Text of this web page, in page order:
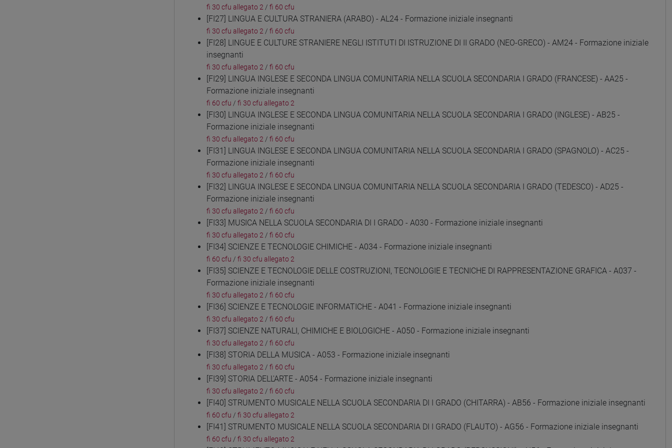
fi 30 cfu allegato 2 / fi 60 cfu
[FI27] LINGUA E CULTURA STRANIERA (ARABO) - AL24 - Formazione iniziale insegnanti
fi 30 cfu allegato 2 / fi 60 cfu
[FI28] LINGUE E CULTURE STRANIERE NEGLI ISTITUTI DI ISTRUZIONE DI II GRADO (NEO-GRECO) - AM24 - Formazione iniziale
insegnanti
fi 30 cfu allegato 2 / fi 60 cfu
[FI29] LINGUA INGLESE E SECONDA LINGUA COMUNITARIA NELLA SCUOLA SECONDARIA I GRADO (FRANCESE) - AA25 -
Formazione iniziale insegnanti
fi 60 cfu / fi 30 cfu allegato 2
[FI30] LINGUA INGLESE E SECONDA LINGUA COMUNITARIA NELLA SCUOLA SECONDARIA I GRADO (INGLESE) - AB25 -
Formazione iniziale insegnanti
fi 30 cfu allegato 2 / fi 60 cfu
[FI31] LINGUA INGLESE E SECONDA LINGUA COMUNITARIA NELLA SCUOLA SECONDARIA I GRADO (SPAGNOLO) - AC25 -
Formazione iniziale insegnanti
fi 30 cfu allegato 2 / fi 60 cfu
[FI32] LINGUA INGLESE E SECONDA LINGUA COMUNITARIA NELLA SCUOLA SECONDARIA I GRADO (TEDESCO) - AD25 -
Formazione iniziale insegnanti
fi 30 cfu allegato 2 / fi 60 cfu
[FI33] MUSICA NELLA SCUOLA SECONDARIA DI I GRADO - A030 - Formazione iniziale insegnanti
fi 30 cfu allegato 2 / fi 60 cfu
[FI34] SCIENZE E TECNOLOGIE CHIMICHE - A034 - Formazione iniziale insegnanti
fi 60 cfu / fi 30 cfu allegato 2
[FI35] SCIENZE E TECNOLOGIE DELLE COSTRUZIONI, TECNOLOGIE E TECNICHE DI RAPPRESENTAZIONE GRAFICA - A037 -
Formazione iniziale insegnanti
fi 30 cfu allegato 2 / fi 60 cfu
[FI36] SCIENZE E TECNOLOGIE INFORMATICHE - A041 - Formazione iniziale insegnanti
fi 30 cfu allegato 2 / fi 60 cfu
[FI37] SCIENZE NATURALI, CHIMICHE E BIOLOGICHE - A050 - Formazione iniziale insegnanti
fi 30 cfu allegato 2 / fi 60 cfu
[FI38] STORIA DELLA MUSICA - A053 - Formazione iniziale insegnanti
fi 30 cfu allegato 2 / fi 60 cfu
[FI39] STORIA DELL'ARTE - A054 - Formazione iniziale insegnanti
fi 30 cfu allegato 2 / fi 60 cfu
[FI40] STRUMENTO MUSICALE NELLA SCUOLA SECONDARIA DI I GRADO (CHITARRA) - AB56 - Formazione iniziale insegnanti
fi 60 cfu / fi 30 cfu allegato 2
[FI41] STRUMENTO MUSICALE NELLA SCUOLA SECONDARIA DI I GRADO (FLAUTO) - AG56 - Formazione iniziale insegnanti
fi 60 cfu / fi 30 cfu allegato 2